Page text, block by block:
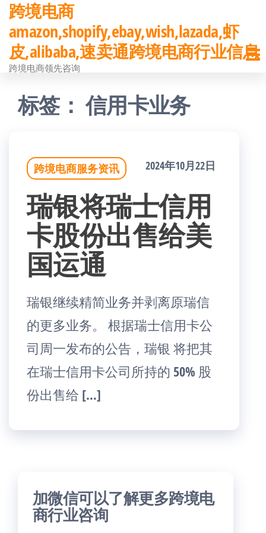
前
往
内
跨境电商
amazon,shopify,ebay,wish,lazada,虾
皮,alibaba,速卖通跨境电商行业信息
跨境电商领先咨询
标签：信用卡业务
跨境电商服务资讯 2024年10月22日
瑞银将瑞士信用
卡股份出售给美
国运通
瑞银继续精简业务并剥离原瑞信
的更多业务。 根据瑞士信用卡公
司周一发布的公告，瑞银 将把其
在瑞士信用卡公司所持的 50% 股
份出售给 […]
加微信可以了解更多跨境电
商行业咨询